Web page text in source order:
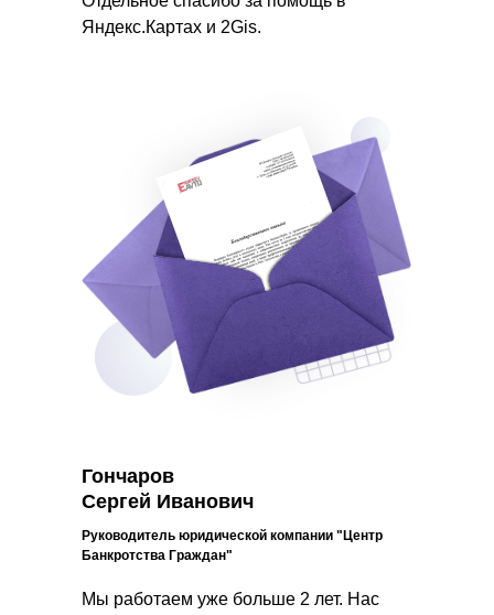
Яндекс.Картах и 2Gis.
Гончаров
Сергей Иванович
Руководитель юридической компании "Центр
Банкротства Граждан"
Мы работаем уже больше 2 лет. Нас